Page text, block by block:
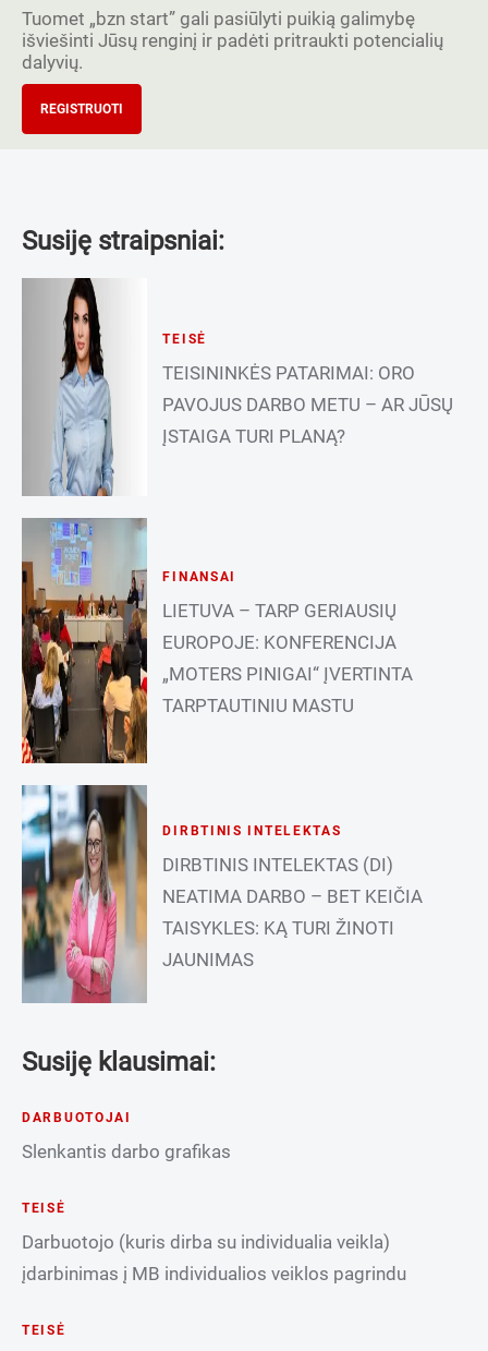
Tuomet „bzn start” gali pasiūlyti puikią galimybę
išviešinti Jūsų renginį ir padėti pritraukti potencialių
dalyvių.
REGISTRUOTI
Susiję straipsniai:
TEISĖ
TEISININKĖS PATARIMAI: ORO
PAVOJUS DARBO METU – AR JŪSŲ
ĮSTAIGA TURI PLANĄ?
FINANSAI
LIETUVA – TARP GERIAUSIŲ
EUROPOJE: KONFERENCIJA
„MOTERS PINIGAI“ ĮVERTINTA
TARPTAUTINIU MASTU
DIRBTINIS INTELEKTAS
DIRBTINIS INTELEKTAS (DI)
NEATIMA DARBO – BET KEIČIA
TAISYKLES: KĄ TURI ŽINOTI
JAUNIMAS
Susiję klausimai:
DARBUOTOJAI
Slenkantis darbo grafikas
TEISĖ
Darbuotojo (kuris dirba su individualia veikla)
įdarbinimas į MB individualios veiklos pagrindu
TEISĖ